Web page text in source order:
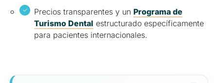
Precios transparentes y un Programa de
Turismo Dental estructurado específicamente
para pacientes internacionales.